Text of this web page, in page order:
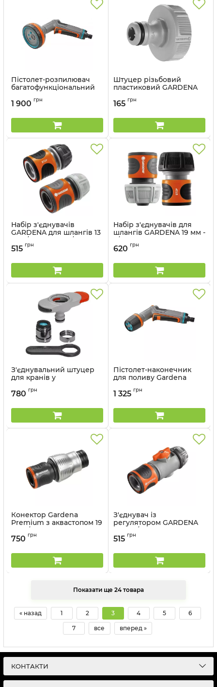
Пістолет-розпилювач
багатофункціональний
Артикул:
1 900 грн
Штуцер різьбовий
пластиковий GARDENA
Артикул:
165 грн
Набір з'єднувачів
GARDENA для шлангів 13
мм 1/2” та 15 мм 5/8”
Артикул:
515 грн
Набір з'єднувачів для
шлангів GARDENA 19 мм -
3/4”
Артикул:
620 грн
З'єднувальний штуцер
для кранів у
Артикул:
780 грн
Пістолет-наконечник
для поливу Gardena
Артикул:
1 325 грн
Конектор Gardena
Premium з аквастопом 19
мм 3/4&quot;
Артикул:
750 грн
З'єднувач із
регулятором GARDENA
13 мм 1/2”
Артикул:
515 грн
Показати ще 24 товара
« назад 1 2 3 4 5 6
7 все вперед »
КОНТАКТИ